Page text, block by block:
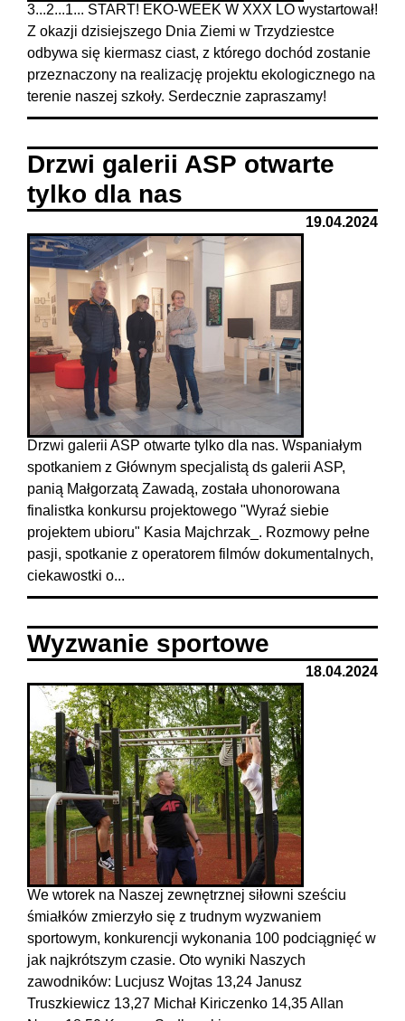
3...2...1... START! EKO-WEEK W XXX LO wystartował!
Z okazji dzisiejszego Dnia Ziemi w Trzydziestce
odbywa się kiermasz ciast, z którego dochód zostanie
przeznaczony na realizację projektu ekologicznego na
terenie naszej szkoły. Serdecznie zapraszamy!
Drzwi galerii ASP otwarte
tylko dla nas
19.04.2024
Drzwi galerii ASP otwarte tylko dla nas. Wspaniałym
spotkaniem z Głównym specjalistą ds galerii ASP,
panią Małgorzatą Zawadą, została uhonorowana
finalistka konkursu projektowego "Wyraź siebie
projektem ubioru" Kasia Majchrzak_. Rozmowy pełne
pasji, spotkanie z operatorem filmów dokumentalnych,
ciekawostki o...
Wyzwanie sportowe
18.04.2024
We wtorek na Naszej zewnętrznej siłowni sześciu
śmiałków zmierzyło się z trudnym wyzwaniem
sportowym, konkurencji wykonania 100 podciągnięć w
jak najkrótszym czasie. Oto wyniki Naszych
zawodników: Lucjusz Wojtas 13,24 Janusz
Truszkiewicz 13,27 Michał Kiriczenko 14,35 Allan